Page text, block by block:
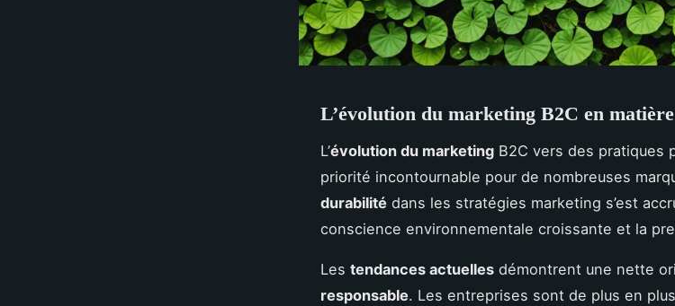
L’évolution du marketing B2C en
L’évolution du marketing B2C vers des pratiques
priorité incontournable pour de nombreuses
durabilité dans les stratégies marketing s’est
conscience environnementale croissante et la
Les tendances actuelles démontrent une nette
responsable. Les entreprises sont de plus en